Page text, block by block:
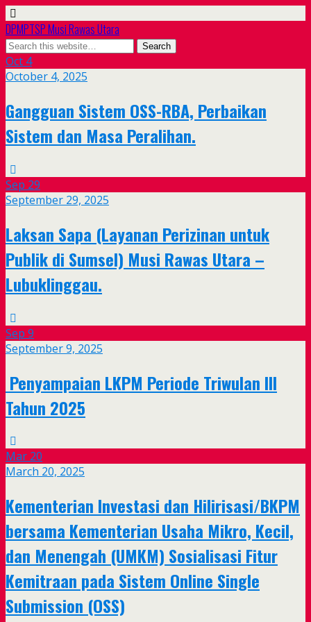
DPMPTSP Musi Rawas Utara
Oct 4
October 4, 2025
Gangguan Sistem OSS-RBA, Perbaikan
Sistem dan Masa Peralihan.
Sep 29
September 29, 2025
Laksan Sapa (Layanan Perizinan untuk
Publik di Sumsel) Musi Rawas Utara –
Lubuklinggau.
Sep 9
September 9, 2025
Penyampaian LKPM Periode Triwulan III
Tahun 2025
Mar 20
March 20, 2025
Kementerian Investasi dan Hilirisasi/BKPM
bersama Kementerian Usaha Mikro, Kecil,
dan Menengah (UMKM) Sosialisasi Fitur
Kemitraan pada Sistem Online Single
Submission (OSS)